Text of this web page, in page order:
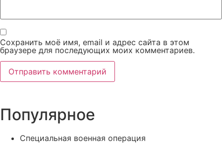
Сохранить моё имя, email и адрес сайта в этом
браузере для последующих моих комментариев.
Популярное
Специальная военная операция